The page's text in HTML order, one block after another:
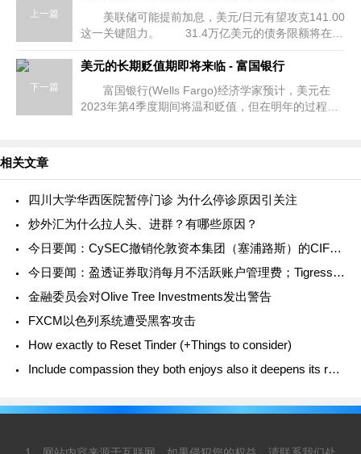
上一篇
美联储可能提前加息，美元/日元有望攻克141.00
这一关键阻力。 31.4万亿美元的债务限额将在两
落。 投资者正在
下一篇
美元的长期贬值期即将来临 - 富国银行
富国银行(Wells Fargo)经济学家预计，美元在
2023年第4季度期间将温和贬值，但在明年的过程中
相关文章
四川大学华西医院暂停门诊 为什么停诊原因引关注
炒外汇为什么拉人头、进群？有哪些原因？
今日要闻：CySEC撤销伦敦资本集团（塞浦路斯）的CIF牌照；TMGM与意大利传奇门将吉安路易吉·布冯合作；Britannia Global Markets推出新的主经纪业务解决方案....
今日要闻：盈透证券取消每月不活跃账户管理费；Tigress Financial Partners成为纽交所会员，StoneX表示祝贺；扩大加密产品范围！Swissquote新增Polkadot供客户交
金融委员会对Olive Tree Investments发出警告
FXCM以色列系统遭受黑客攻击
How exactly to Reset Tinder (+Things to consider)
Include compassion they both enjoys also it deepens its relationship mentally and you will spiritual